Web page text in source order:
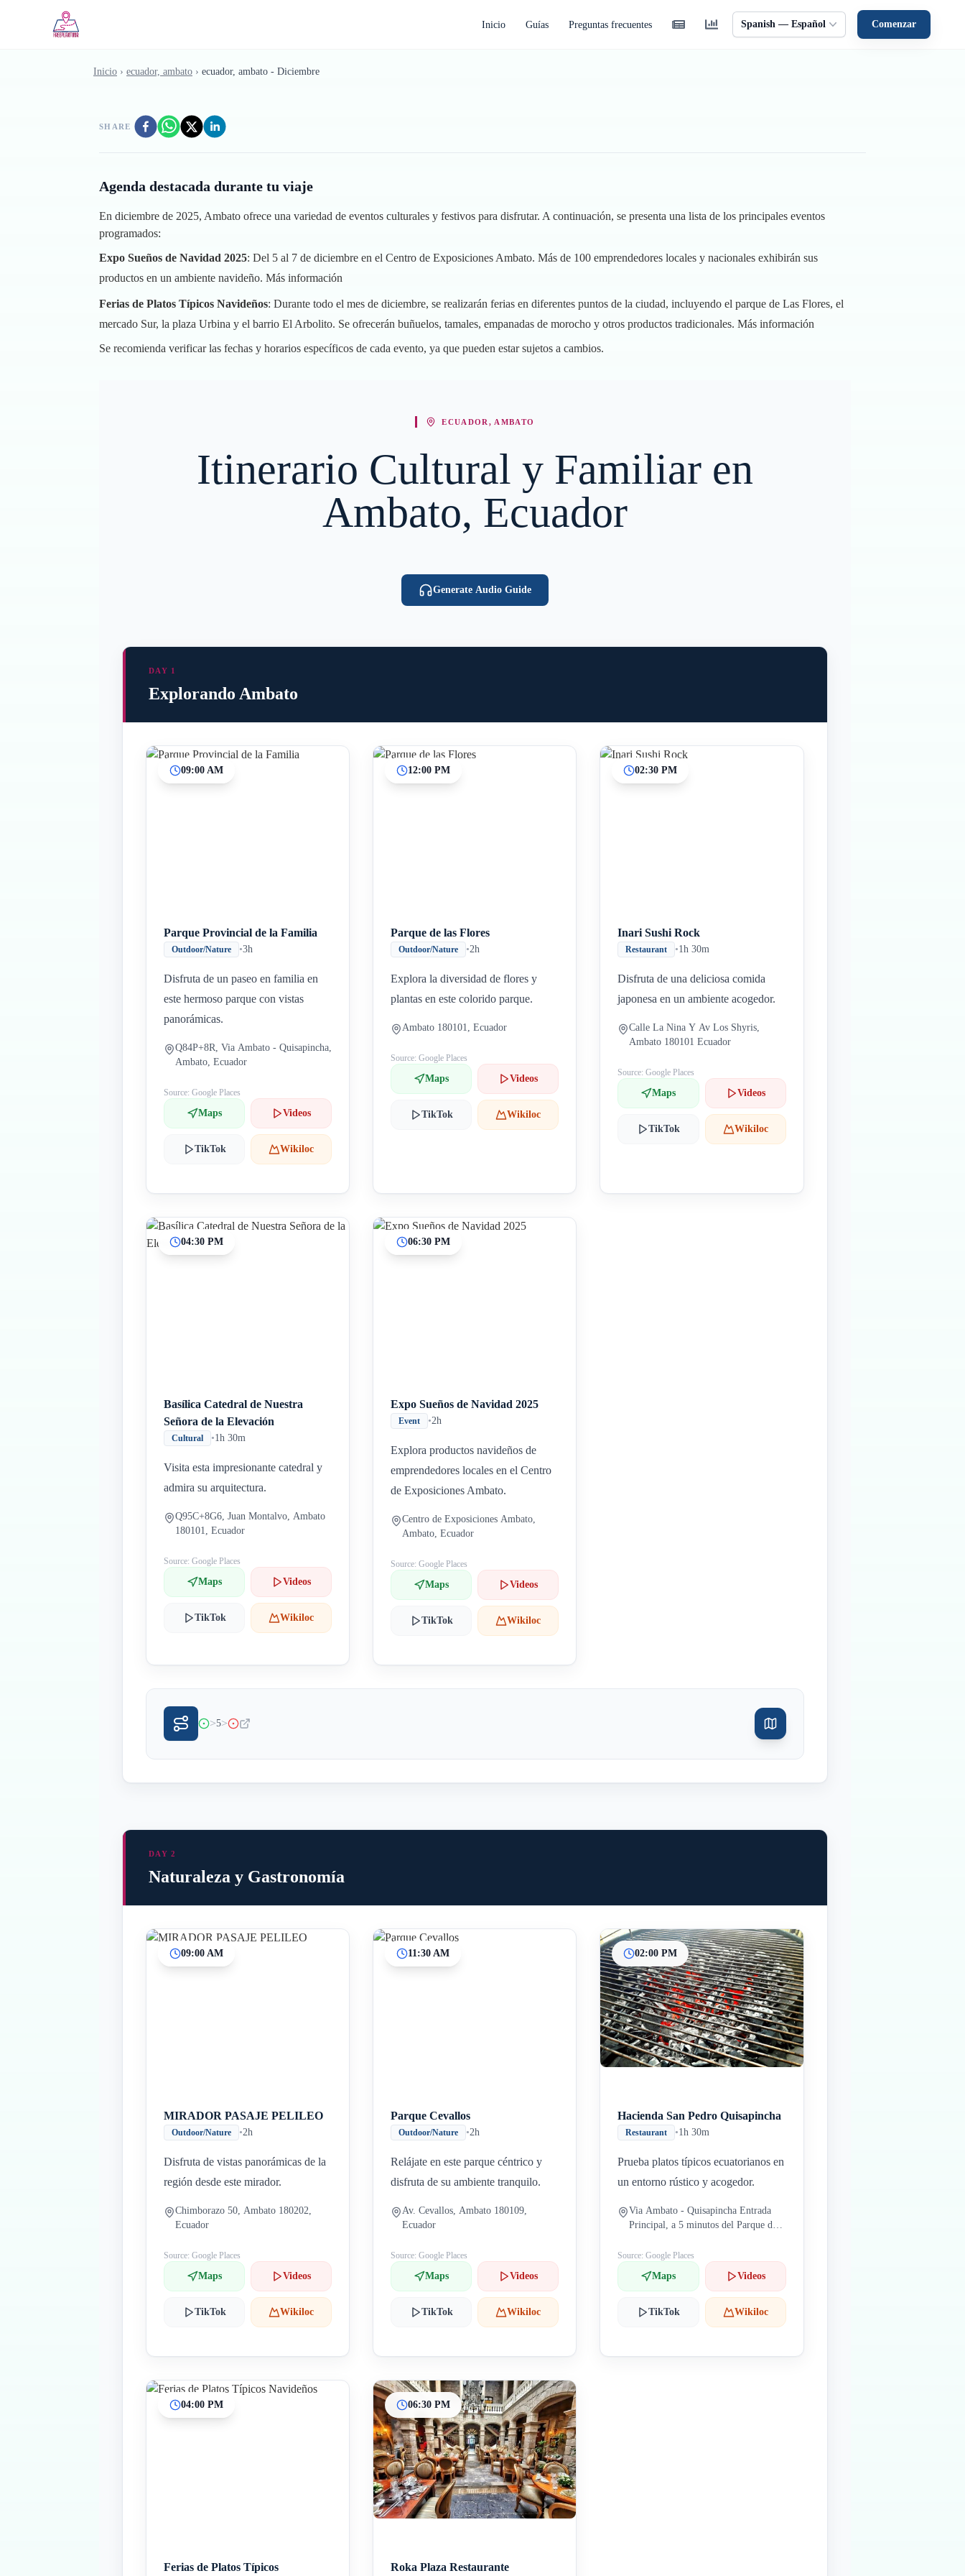
Inicio Guías Preguntas frecuentes Spanish — Español Comenzar
Inicio › ecuador, ambato › ecuador, ambato - Diciembre
SHARE
Agenda destacada durante tu viaje
En diciembre de 2025, Ambato ofrece una variedad de eventos culturales y festivos para disfrutar. A continuación, se presenta una lista de los principales eventos
programados:
Expo Sueños de Navidad 2025: Del 5 al 7 de diciembre en el Centro de Exposiciones Ambato. Más de 100 emprendedores locales y nacionales exhibirán sus
productos en un ambiente navideño. Más información
Ferias de Platos Típicos Navideños: Durante todo el mes de diciembre, se realizarán ferias en diferentes puntos de la ciudad, incluyendo el parque de Las Flores, el
mercado Sur, la plaza Urbina y el barrio El Arbolito. Se ofrecerán buñuelos, tamales, empanadas de morocho y otros productos tradicionales. Más información
Se recomienda verificar las fechas y horarios específicos de cada evento, ya que pueden estar sujetos a cambios.
ECUADOR, AMBATO
Itinerario Cultural y Familiar en
Ambato, Ecuador
Generate Audio Guide
DAY 1
Explorando Ambato
09:00 AM
Parque Provincial de la Familia
Outdoor/Nature •3h
Disfruta de un paseo en familia en
este hermoso parque con vistas
panorámicas.
Q84P+8R, Via Ambato - Quisapincha,
Ambato, Ecuador
Source: Google Places
Maps Videos
TikTok Wikiloc
12:00 PM
Parque de las Flores
Outdoor/Nature •2h
Explora la diversidad de flores y
plantas en este colorido parque.
Ambato 180101, Ecuador
Source: Google Places
Maps Videos
TikTok Wikiloc
02:30 PM
Inari Sushi Rock
Restaurant •1h 30m
Disfruta de una deliciosa comida
japonesa en un ambiente acogedor.
Calle La Nina Y Av Los Shyris,
Ambato 180101 Ecuador
Source: Google Places
Maps Videos
TikTok Wikiloc
04:30 PM
Basílica Catedral de Nuestra
Señora de la Elevación
Cultural •1h 30m
Visita esta impresionante catedral y
admira su arquitectura.
Q95C+8G6, Juan Montalvo, Ambato
180101, Ecuador
Source: Google Places
Maps Videos
TikTok Wikiloc
06:30 PM
Expo Sueños de Navidad 2025
Event •2h
Explora productos navideños de
emprendedores locales en el Centro
de Exposiciones Ambato.
Centro de Exposiciones Ambato,
Ambato, Ecuador
Source: Google Places
Maps Videos
TikTok Wikiloc
>5>
DAY 2
Naturaleza y Gastronomía
09:00 AM
MIRADOR PASAJE PELILEO
Outdoor/Nature •2h
Disfruta de vistas panorámicas de la
región desde este mirador.
Chimborazo 50, Ambato 180202,
Ecuador
Source: Google Places
Maps Videos
TikTok Wikiloc
11:30 AM
Parque Cevallos
Outdoor/Nature •2h
Relájate en este parque céntrico y
disfruta de su ambiente tranquilo.
Av. Cevallos, Ambato 180109,
Ecuador
Source: Google Places
Maps Videos
TikTok Wikiloc
02:00 PM
Hacienda San Pedro Quisapincha
Restaurant •1h 30m
Prueba platos típicos ecuatorianos en
un entorno rústico y acogedor.
Via Ambato - Quisapincha Entrada
Principal, a 5 minutos del Parque de
Source: Google Places
Maps Videos
TikTok Wikiloc
04:00 PM
Ferias de Platos Típicos
06:30 PM
Roka Plaza Restaurante